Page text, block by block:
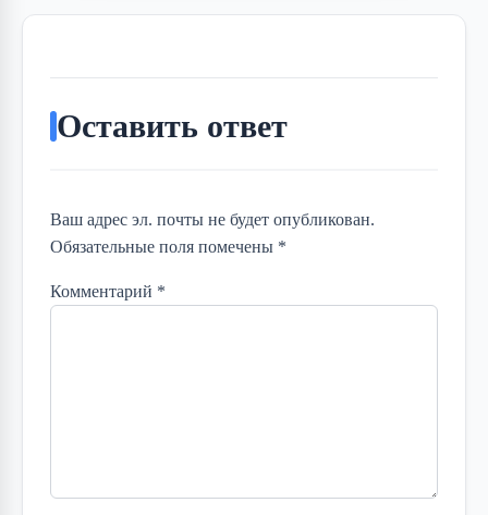
Оставить ответ
Ваш адрес эл. почты не будет опубликован.
Обязательные поля помечены *
Комментарий *